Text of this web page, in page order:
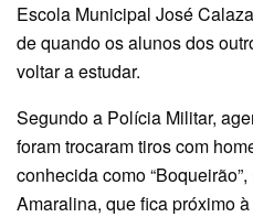
Escola Municipal José
de quando os alunos dos
voltar a estudar.
Segundo a Polícia Militar,
foram trocaram tiros com
conhecida como
Amaralina, que fica próximo